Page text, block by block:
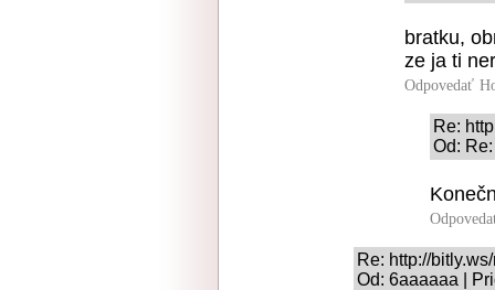
bratku,
ze ja ti
Odpovedať
Re:
Od:
Re: http://
Od: 6aaaaaa |